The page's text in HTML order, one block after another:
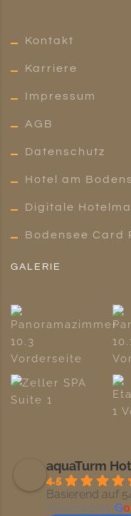
Kontakt
Karriere
Impressum
AGB
Datenschutz
Hotel am
Digitale
Bodensee Card
GALERIE
aquaTurm
4.5
Basierend auf
powered by Go